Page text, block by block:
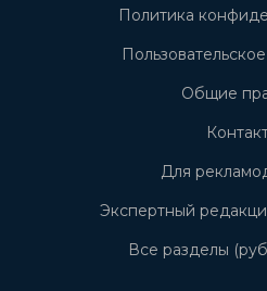
Политика
Общие
Для
Экспертный
Все разделы